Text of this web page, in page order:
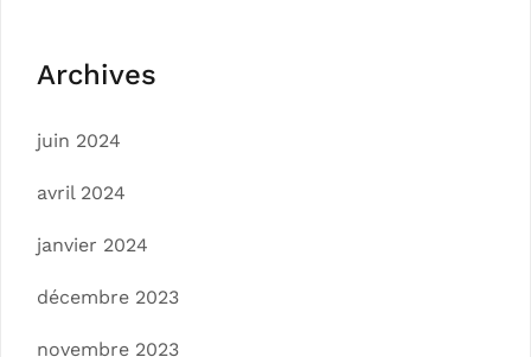
Archives
juin 2024
avril 2024
janvier 2024
décembre 2023
novembre 2023